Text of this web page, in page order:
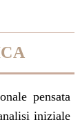
pensata
iniziale